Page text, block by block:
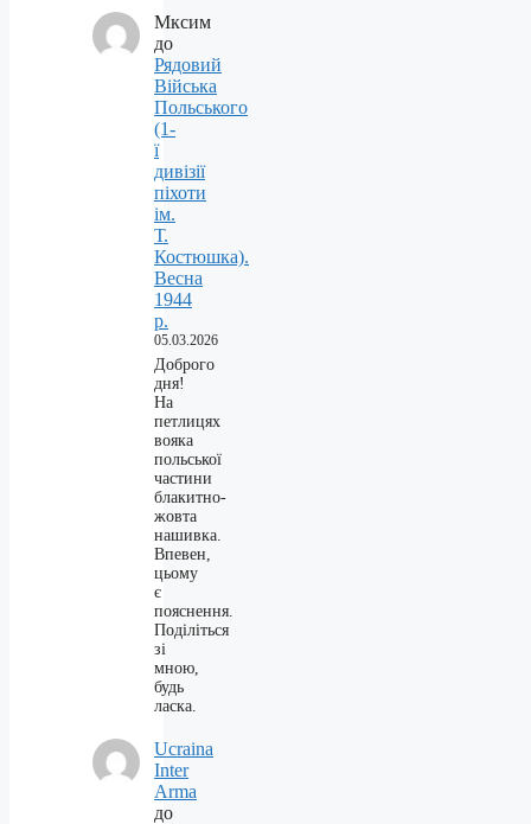
Мксим
до
Рядовий
Війська
Польського
(1-
ї
дивізії
піхоти
ім.
Т.
Костюшка).
Весна
1944
р.
05.03.2026
Доброго
дня!
На
петлицях
вояка
польської
частини
блакитно-
жовта
нашивка.
Впевен,
цьому
є
пояснення.
Поділіться
зі
мною,
будь
ласка.
Ucraina
Inter
Arma
до